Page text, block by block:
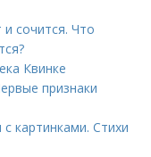
сочится. Что
Квинке
признаки
картинками. Стихи